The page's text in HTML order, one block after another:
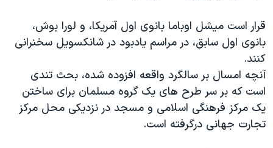
اعتراضات مردمی آبان ۹۸
اسرائیل در جنگ
نرگس محمدی برنده جایزه نوبل صلح
همایش محافظه‌کاران آمریکا «سی‌پک»
صفحه‌های ویژه
قرار است میشل اوباما بانوی اول آمریکا، و لورا بوش،
بانوی اول سابق، در مراسم یادبود در شانکسویل سخنرانی
کنند.
آنچه امسال بر سالگرد واقعه افزوده شده، بحث تندی
است که بر سر طرح های یک گروه مسلمان برای ساختن
یک مرکز فرهنگی اسلامی و مسجد در نزدیکی محل مرکز
تجارت جهانی درگرفته است.